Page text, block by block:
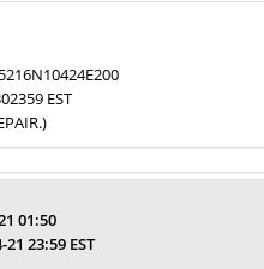
EST
01:50
21 23:59 EST